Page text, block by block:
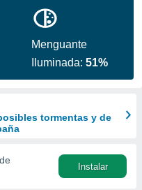
Menguante
Iluminada:51%
tormentas y de
Instalar